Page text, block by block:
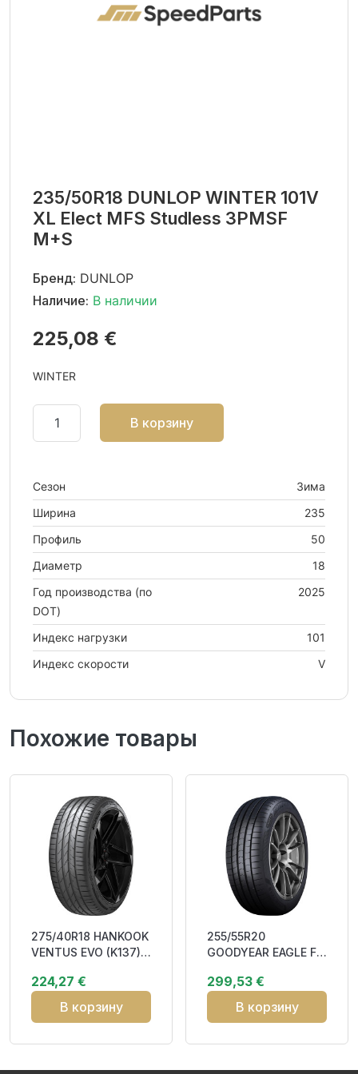
235/50R18 DUNLOP WINTER 101V
XL Elect MFS Studless 3PMSF
M+S
Бренд: DUNLOP
Наличие: В наличии
225,08 €
WINTER
В корзину
Сезон
Зима
Ширина
235
Профиль
50
Диаметр
18
Год производства (по
DOT)
2025
Индекс нагрузки
101
Индекс скорости
V
Похожие товары
275/40R18 HANKOOK
VENTUS EVO (K137)
224,27 €
В корзину
255/55R20
GOODYEAR EAGLE F1
XL
299,53 €
В корзину